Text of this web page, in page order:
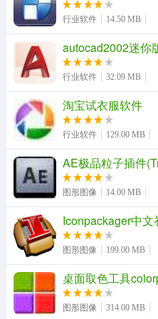
使用方法
1、到本站下载表情包之后
片保存到手机上
2、在微信里面打开聊天窗
然后点击添加表情即可
3、打开qq的聊天窗口，选
表情包即可
行业软件 14.50 MB
autocad2002迷你
行业软件 32.09 MB
淘宝试衣服软件
行业软件 129.00 MB
AE极品粒子插件
图形图像 14.00 MB
Iconpackager中文
图形图像 199.00 MB
桌面取色工具
图形图像 314.00 MB